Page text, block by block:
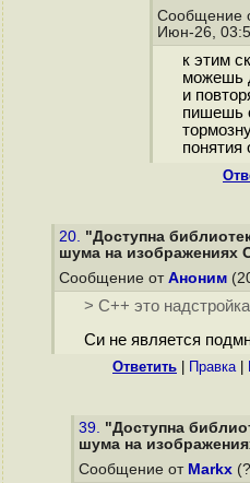
Сообщение
Июн-26,
к этим
можешь
и
пишешь
понятия
20. "Доступна
шума на изображениях
Сообщение от Аноним
> C++ это
Си не является
Ответить Правка|
39. "Доступна
шума на
Сообщение от Markx